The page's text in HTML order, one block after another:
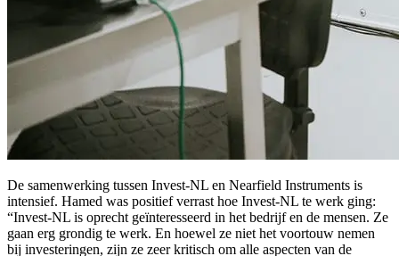
De samenwerking tussen Invest-NL en Nearfield Instruments is
intensief. Hamed was positief verrast hoe Invest-NL te werk ging:
“Invest-NL is oprecht geïnteresseerd in het bedrijf en de mensen. Ze
gaan erg grondig te werk. En hoewel ze niet het voortouw nemen
bij investeringen, zijn ze zeer kritisch om alle aspecten van de